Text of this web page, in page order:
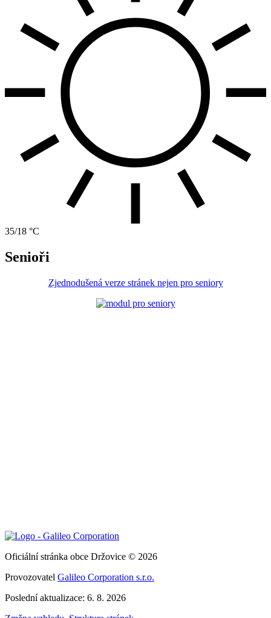
35/18 °C
Senioři
Zjednodušená verze stránek nejen pro seniory
Oficiální stránka obce Držovice © 2026
Provozovatel Galileo Corporation s.r.o.
Poslední aktualizace: 6. 8. 2026